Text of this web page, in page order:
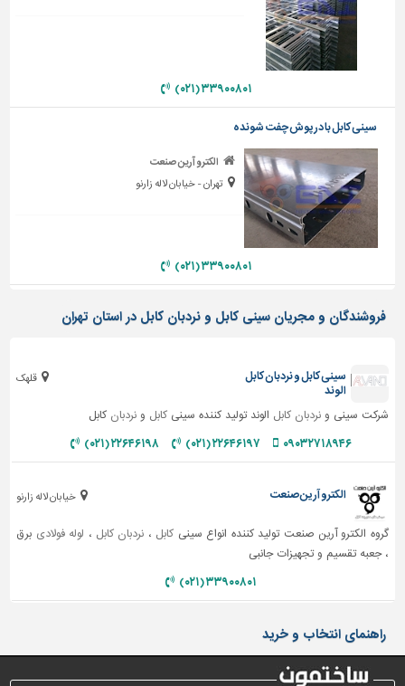
ابزار،یراق
ماشین
محوطه
سازی
و
نما
ساخت
تاسیسات
ساختمان
ترافیک
و
سازه
سایر
۳۳۹۰۰۸۰۱ (۰۲۱)
سینی کابل با درپوش چفت شونده
الکترو آرین صنعت
تهران - خیابان لاله زارنو
۳۳۹۰۰۸۰۱ (۰۲۱)
فروشندگان و مجریان سینی کابل و نردبان کابل در استان تهران
قلهک
سینی کابل و نردبان کابل
الوند
شرکت سینی ونردبان کابل الوند تولید کننده سینیکابل ونردبان کابل
۰۹۰۳۲۷۱۸۹۴۶ ۲۲۶۴۶۱۹۷ (۰۲۱) ۲۲۶۴۶۱۹۸ (۰۲۱)
خیابان لاله زارنو الکترو آرین صنعت
گروه الکترو آرین صنعت تولید کننده انواع سینی کابل ، نردبان کابل ، لوله فولادی برق
، جعبه تقسیم و تجهیزات جانبی
۳۳۹۰۰۸۰۱ (۰۲۱)
راهنمای انتخاب و خرید